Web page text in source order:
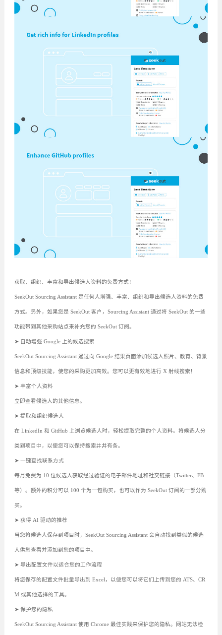
获取、组织、丰富和导出候选人资料的免费方式！
SeekOut Sourcing Assistant 是任何人增强、丰富、组织和导出候选人资料的免费
方式。另外，如果您是 SeekOut 客户，Sourcing Assistant 通过将 SeekOut 的一些
功能带到其他采购站点来补充您的 SeekOut 订阅。
➤ 自动增强 Google 上的候选搜索
SeekOut Sourcing Assistant 通过向 Google 结果页面添加候选人照片、教育、背景
信息和顶级技能，使您的采购更加高效。您可以更有效地进行 X 射线搜索！
➤ 丰富个人资料
立即查看候选人的其他信息。
➤ 提取和组织候选人
在 LinkedIn 和 GitHub 上浏览候选人时，轻松提取完整的个人资料。将候选人分
类到项目中，以便您可以保持搜索井井有条。
➤ 一键查找联系方式
每月免费为 10 位候选人获取经过验证的电子邮件地址和社交链接（Twitter、FB
等）。额外的积分可以 100 个为一包购买，也可以作为 SeekOut 订阅的一部分购
买。
➤ 获得 AI 驱动的推荐
当您将候选人保存到项目时，SeekOut Sourcing Assistant 会自动找到类似的候选
人供您查看并添加到您的项目中。
➤ 导出配置文件以适合您的工作流程
将您保存的配置文件批量导出到 Excel，以便您可以将它们上传到您的 ATS、CR
M 或其他选择的工具。
➤ 保护您的隐私
SeekOut Sourcing Assistant 使用 Chrome 最佳实践来保护您的隐私。网站无法检